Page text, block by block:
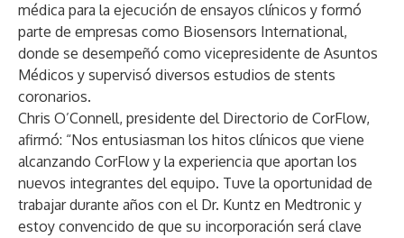
médica para la ejecución de ensayos clínicos y formó
parte de empresas como Biosensors International,
donde se desempeñó como vicepresidente de Asuntos
Médicos y supervisó diversos estudios de stents
coronarios.
Chris O’Connell, presidente del Directorio de CorFlow,
afirmó: “Nos entusiasman los hitos clínicos que viene
alcanzando CorFlow y la experiencia que aportan los
nuevos integrantes del equipo. Tuve la oportunidad de
trabajar durante años con el Dr. Kuntz en Medtronic y
estoy convencido de que su incorporación será clave